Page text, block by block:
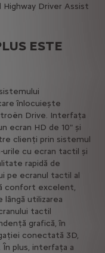
Driver Assist
ESTE
înlocuiește
Drive. Interfața
ecran HD de 10" și
clienți prin sistemul
urile cu ecran tactil și
rapidă de
pe ecranul tactil al
confort excelent,
lângă utilizarea
tactil
grafică, în
conectată 3D,
plus, interfața a